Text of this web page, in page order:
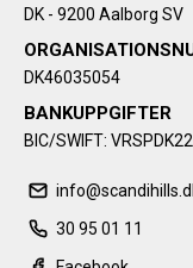
DK - 9200 Aalborg SV
DK46035054
BANKUPPGIFTER
BIC/SWIFT:
30 95 01 11